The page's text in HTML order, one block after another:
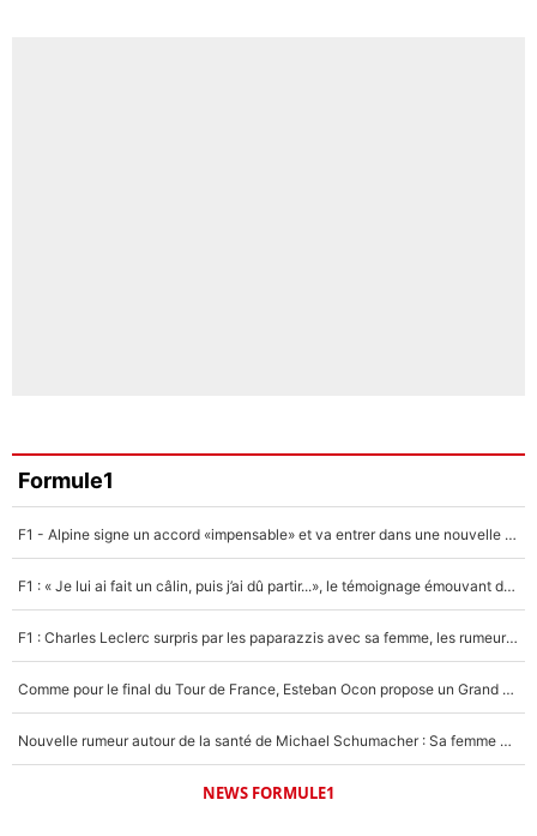
Formule1
F1 - Alpine signe un accord «impensable» et va entrer dans une nouvelle dimension : Grande nouvelle pour Pierre Gasly !
F1 : « Je lui ai fait un câlin, puis j’ai dû partir...», le témoignage émouvant de Max Verstappen sur sa fille
F1 : Charles Leclerc surpris par les paparazzis avec sa femme, les rumeurs étaient vraies !
Comme pour le final du Tour de France, Esteban Ocon propose un Grand Prix de Formule 1 à Paris : «Autour de l’Arc de Triomphe, ce serait génial» !
Nouvelle rumeur autour de la santé de Michael Schumacher : Sa femme Corinna sort du silence
NEWS FORMULE1